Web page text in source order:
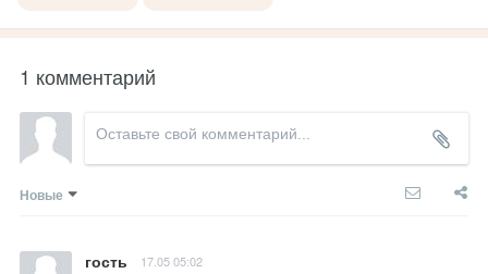
1 комментарий
Новые
гость 17.05 05:02